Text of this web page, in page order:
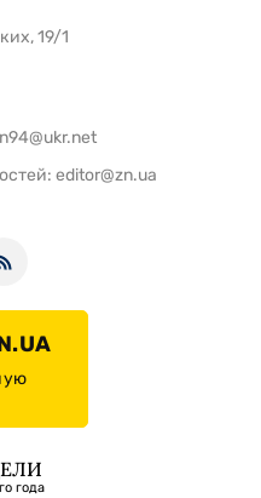
19/1
editor@zn.ua
года